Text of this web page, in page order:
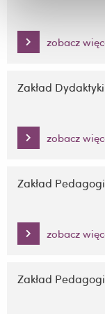
zobacz
Zakład
zobacz
Zakład
zobacz
Zakład